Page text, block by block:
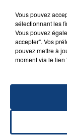
23 juillet 2026
INCENDIE
SON BÉBÉ
Un homme
aspergé sa
Vous pouvez
sélectionnant les
Vous pouvez
accepter". Vos
pouvez mettre à
moment via le lien